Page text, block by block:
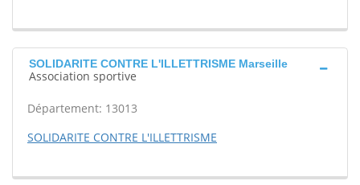
SOLIDARITE CONTRE L'ILLETTRISME Marseille
Association sportive
Département: 13013
SOLIDARITE CONTRE L'ILLETTRISME